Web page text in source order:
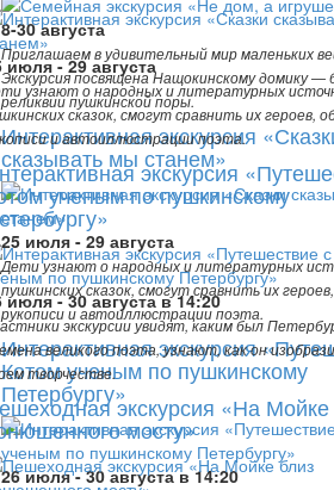
8-30 августа
Приглашаем в удивительный мир маленьких
Экскурсия посвящена Нащокинскому домику —
реликвии пушкинской поры.
Интерактивная экскурсия
сказывать мы станем»
25 июля - 29 августа
Дети узнают о народных и литературных
пушкинских сказок, смогут сравнить их
рукописи и автоиллюстрации поэта.
Интерактивная экскурсия
Котом ученым по пушкинскому
Петербургу»
26 июля - 30 августа в 14:20
июля - 29 августа
узнают о народных и литературных
сказок, смогут сравнить их героев,
и автоиллюстрации поэта.
экскурсия
ученым по пушкинскому
июля - 30 августа в 14:20
экскурсии увидят, каким был
великого поэта, узнают, как он
творчестве.
экскурсия «На Мойке
мосту»